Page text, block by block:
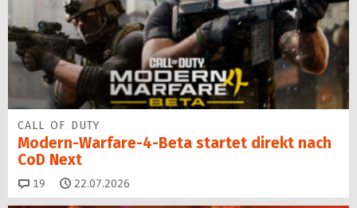
CALL OF DUTY
Modern-Warfare-4-Beta startet direkt nach
CoD Next
19 Kommentare
22.07.2026